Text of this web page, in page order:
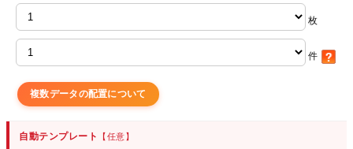
枚
件
複数データの配置について
自動テンプレート 【任意】